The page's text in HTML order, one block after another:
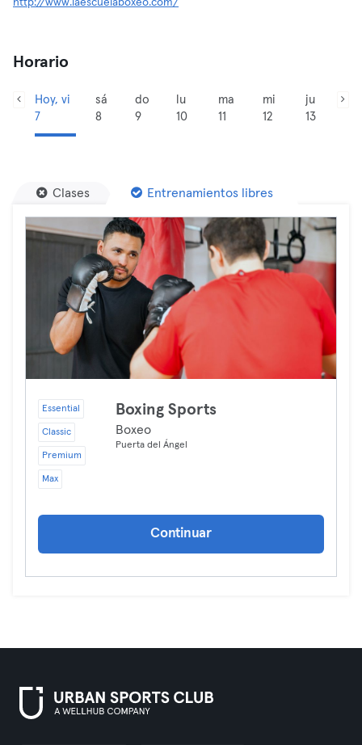
http://www.laescuelaboxeo.com/
Horario
Hoy, vi
7
sá
8
do
9
lu
10
ma
11
mi
12
ju
13
Clases Entrenamientos libres
Essential
Classic
Premium
Max
Boxing Sports
Boxeo
Puerta del Ángel
Continuar